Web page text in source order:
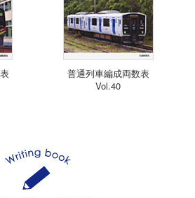
普通列車編成両数表
Vol.40